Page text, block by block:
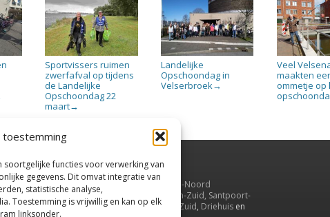
toestemming
soortgelijke functies voor verwerking van
gegevens. Dit omvat integratie van
statistische analyse,
Toestemming is vrijwillig en kan op elk
linksonder.
Sportvissers ruimen
zwerfafval op tijdens
de Landelijke
Opschoondag 22
maart→
Landelijke
Opschoondag in
Velserbroek→
Veel
maakten
ommetje op
IJmuiden,
Velsen-Noord
Velserbroek
,Velsen-Zuid, Santpoort-
Noord, Santpoort-Zuid, Driehuisen